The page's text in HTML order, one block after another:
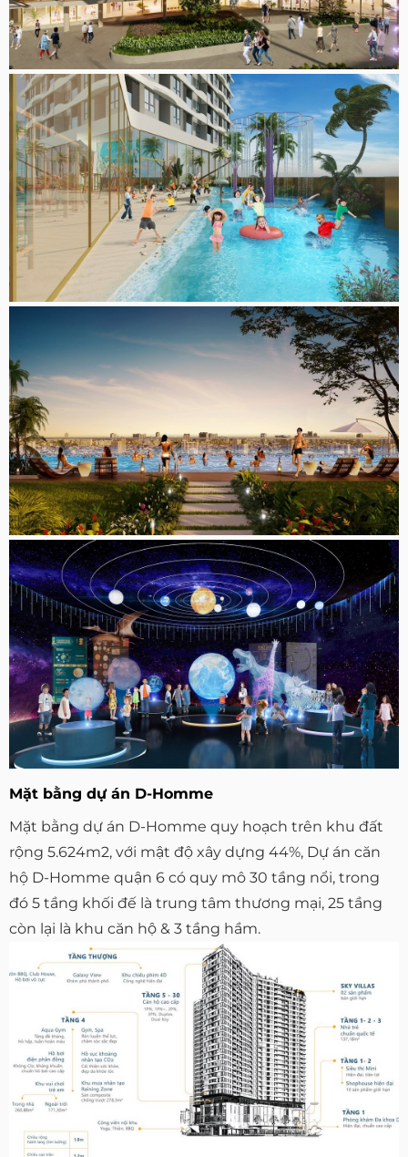
Mặt bằng dự án D-Homme
Mặt bằng dự án D-Homme quy hoạch trên khu đất
rộng 5.624m2, với mật độ xây dựng 44%, Dự án căn
hộ D-Homme quận 6 có quy mô 30 tầng nổi, trong
đó 5 tầng khối đế là trung tâm thương mại, 25 tầng
còn lại là khu căn hộ & 3 tầng hầm.